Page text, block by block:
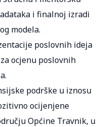
i finalnoj izradi
modela.
poslovnih ideja
ocjenu poslovnih
podrške u iznosu
ocijenjene
Općine Travnik, u